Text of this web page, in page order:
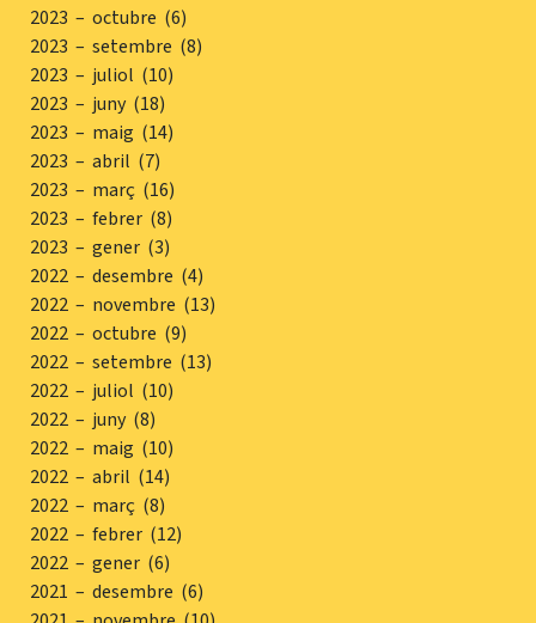
2023 – octubre (6)
2023 – setembre (8)
2023 – juliol (10)
2023 – juny (18)
2023 – maig (14)
2023 – abril (7)
2023 – març (16)
2023 – febrer (8)
2023 – gener (3)
2022 – desembre (4)
2022 – novembre (13)
2022 – octubre (9)
2022 – setembre (13)
2022 – juliol (10)
2022 – juny (8)
2022 – maig (10)
2022 – abril (14)
2022 – març (8)
2022 – febrer (12)
2022 – gener (6)
2021 – desembre (6)